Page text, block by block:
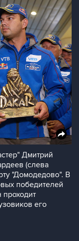
Дмитрий
(слева
"Домодедово". В
победителей
его